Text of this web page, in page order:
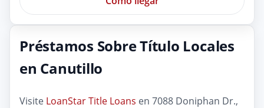
Préstamos Sobre Título Locales
en Canutillo
Visite LoanStar Title Loans en 7088 Doniphan Dr.,